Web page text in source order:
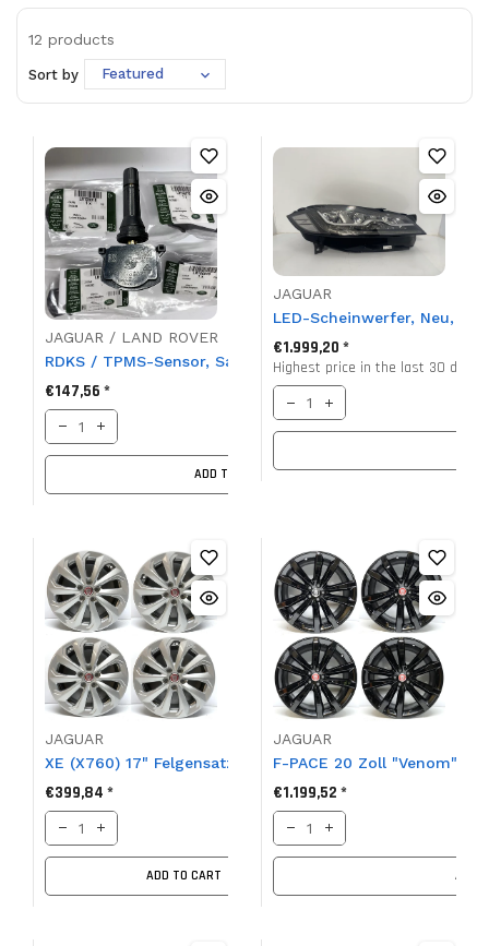
Sort by Featured
12 products
JAGUAR / LAND ROVER
RDKS / TPMS-Sensor, Satz von 4, Neu, LR156918,
€147,56 *
ADD TO CART
JAGUAR
LED-Scheinwerfer, Neu,
€1.999,20 *
Highest price in the last 30 days
JAGUAR
XE (X760) 17" Felgensatz, Stealth, T4N28442
€399,84 *
ADD TO CART
JAGUAR
F-PACE 20 Zoll "Venom"
€1.199,52 *
ADD